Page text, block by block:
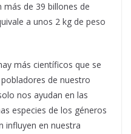
más de 39 billones de
a unos 2 kg de peso
más científicos que se
de nuestro
nos ayudan en las
especies de los géneros
influyen en nuestra